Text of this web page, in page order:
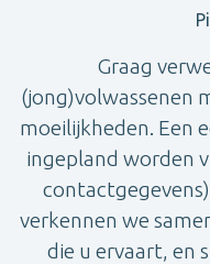
Graag
(jong)volwassenen
moeilijkheden. Een
ingepland worden
verkennen we
die u ervaart, en